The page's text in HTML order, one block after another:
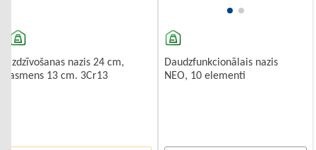
Izdzīvošanas nazis 24 cm,
asmens 13 cm. 3Cr13
Daudzfunkcionālais nazis
NEO, 10 elementi